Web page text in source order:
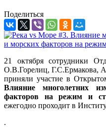
Поделиться
21 октября сотрудники
О.В.Горелиц, Г.С.Ермакова,
приняли участие в
Влияние многолетних
факторов на режим и
ежегодно проходит в
.